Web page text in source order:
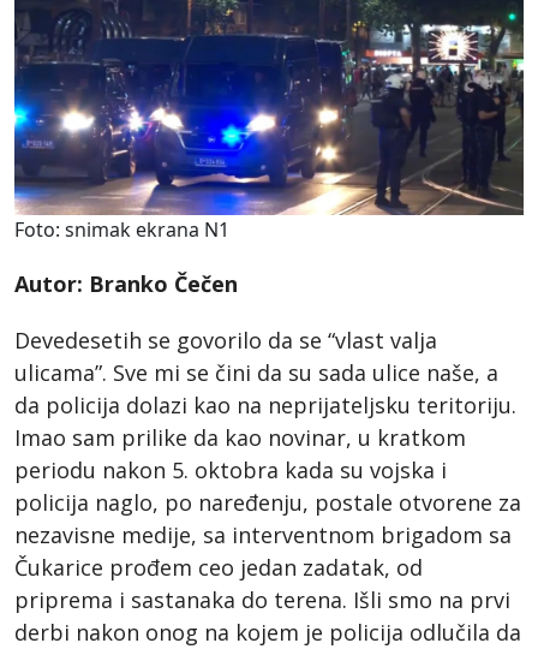
Foto: snimak ekrana N1
Autor: Branko Čečen
Devedesetih se govorilo da se “vlast valja
ulicama”. Sve mi se čini da su sada ulice naše, a
da policija dolazi kao na neprijateljsku teritoriju.
Imao sam prilike da kao novinar, u kratkom
periodu nakon 5. oktobra kada su vojska i
policija naglo, po naređenju, postale otvorene za
nezavisne medije, sa interventnom brigadom sa
Čukarice prođem ceo jedan zadatak, od
priprema i sastanaka do terena. Išli smo na prvi
derbi nakon onog na kojem je policija odlučila da